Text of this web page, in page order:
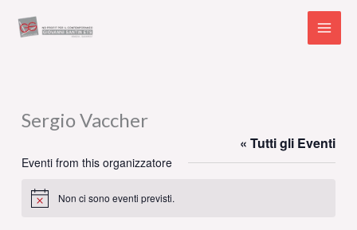
Sergio Vaccher
« Tutti gli Eventi
Eventi from this organizzatore
Notice Non ci sono eventi previsti.